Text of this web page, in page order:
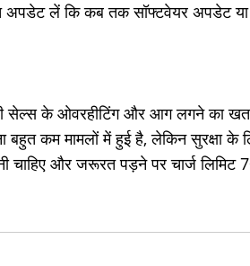
अपडेट लें कि कब तक सॉफ्टवेयर अपडेट या
सेल्स के ओवरहीटिंग और आग लगने का
कम मामलों में हुई है, लेकिन सुरक्षा के
चाहिए और जरूरत पड़ने पर चार्ज